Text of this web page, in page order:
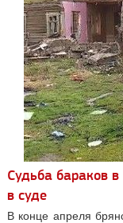
Судьба бараков
в суде
В конце апреля